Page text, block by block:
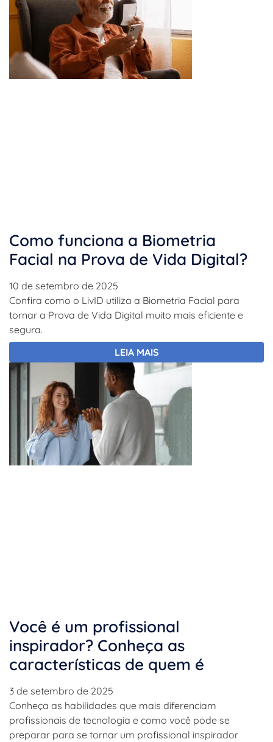
Como funciona a Biometria
Facial na Prova de Vida Digital?
10 de setembro de 2025
Confira como o LivID utiliza a Biometria Facial para
tornar a Prova de Vida Digital muito mais eficiente e
segura.
LEIA MAIS
Você é um profissional
inspirador? Conheça as
características de quem é
3 de setembro de 2025
Conheça as habilidades que mais diferenciam
profissionais de tecnologia e como você pode se
preparar para se tornar um profissional inspirador